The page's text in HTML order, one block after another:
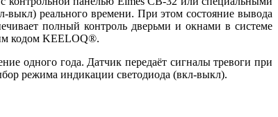
реального времени. При этом состояние вывода
полный контроль дверьми и окнами в системе
кодом KEELOQ®.
одного года. Датчик передаёт сигналы тревоги при
режима индикации светодиода (вкл-выкл).